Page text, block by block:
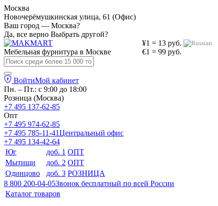
Москва
Новочерёмушкинская улица, 61 (Офис)
Ваш город — Москва?
Да, все верно Выбрать другой?
¥1 = 13 руб.
€1 = 99 руб.
Мебельная фурнитура в Москве
ВойтиМой кабинет
Пн. – Пт.: с 9:00 до 18:00
Розница (Москва)
+7 495 137-62-85
Опт
+7 495 974-62-85
+7 495 785-11-41Центральный офис
+7 495 134-42-64
Юг
доб. 1 ОПТ
Мытищи
доб. 2 ОПТ
Одинцово
доб. 3 РОЗНИЦА
8 800 200-04-05Звонок бесплатный по всей России
Каталог товаров